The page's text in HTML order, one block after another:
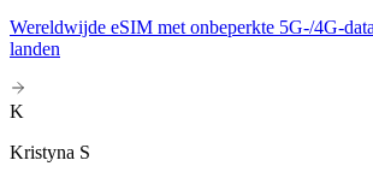
Wereldwijde eSIM met onbeperkte 5G-/4G-
landen
K
Kristyna S